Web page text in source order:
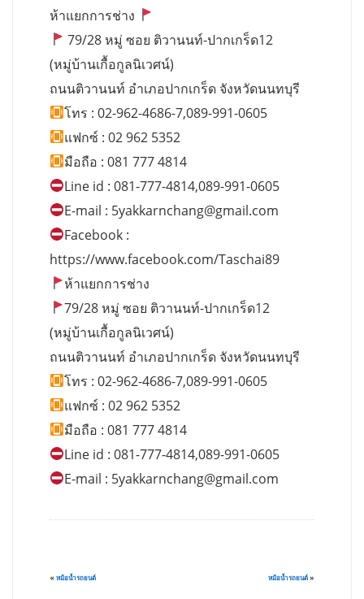
ห้าแยกการช่าง
79/28 หมู่ ซอย ติวานนท์-ปากเกร็ด12
(หมู่บ้านเกื้อกูลนิเวศน์)
ถนนติวานนท์ อำเภอปากเกร็ด จังหวัดนนทบุรี
โทร : 02-962-4686-7,089-991-0605
แฟกซ์ : 02 962 5352
มือถือ : 081 777 4814
Line id : 081-777-4814,089-991-0605
E-mail : 5yakkarnchang@gmail.com
Facebook :
https://www.facebook.com/Taschai89
ห้าแยกการช่าง
79/28 หมู่ ซอย ติวานนท์-ปากเกร็ด12
(หมู่บ้านเกื้อกูลนิเวศน์)
ถนนติวานนท์ อำเภอปากเกร็ด จังหวัดนนทบุรี
โทร : 02-962-4686-7,089-991-0605
แฟกซ์ : 02 962 5352
มือถือ : 081 777 4814
Line id : 081-777-4814,089-991-0605
E-mail : 5yakkarnchang@gmail.com
« หม้อน้ำรถยนต์ หม้อน้ำรถยนต์ »